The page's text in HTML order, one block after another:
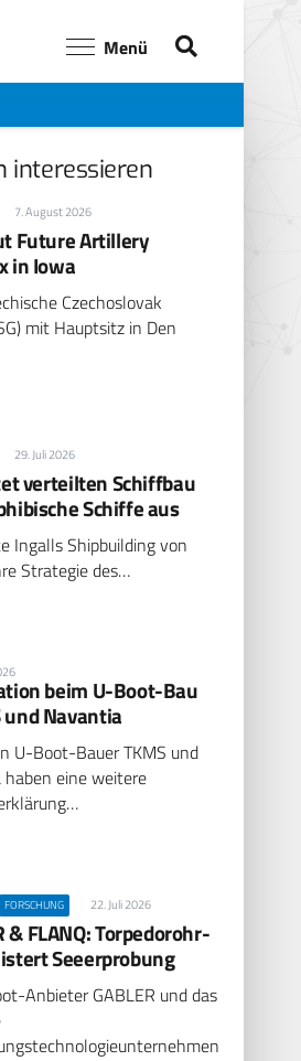
Menü
interessieren
7. August 2026
Future Artillery
in Iowa
Czechoslovak
mit Hauptsitz in Den
29. Juli 2026
verteilten Schiffbau
Schiffe aus
Ingalls Shipbuilding von
Strategie des…
beim U-Boot-Bau
und Navantia
U-Boot-Bauer TKMS und
eine weitere
FORSCHUNG 22. Juli 2026
& FLANQ: Torpedorohr-
Seeerprobung
Anbieter GABLER und das